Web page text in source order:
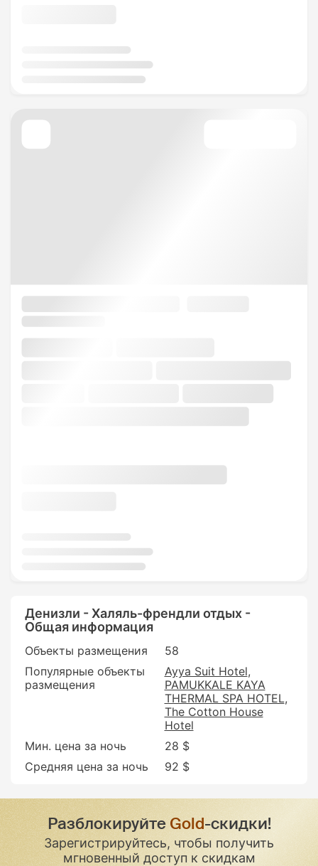
Денизли - Халяль-френдли отдых -
Общая информация
Объекты размещения
58
Популярные объекты
размещения
Ayya Suit Hotel
PAMUKKALE KAYA
THERMAL SPA HOTEL
The Cotton House
Hotel
Мин. цена за ночь
28 $
Средняя цена за ночь
92 $
РазблокируйтеGold-скидки!
Зарегистрируйтесь, чтобы получить
мгновенный доступ к скидкам